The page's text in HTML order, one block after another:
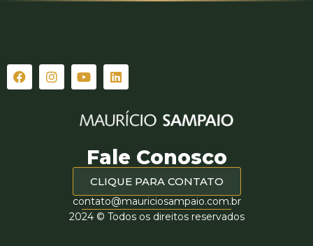
Fale Conosco
CLIQUE PARA CONTATO
contato@mauriciosampaio.com.br
2024 © Todos os direitos reservados